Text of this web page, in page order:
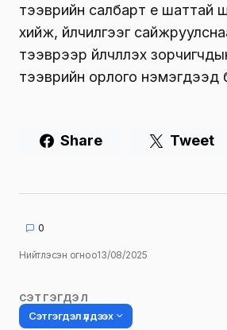
тээврийн салбарт үе шаттай
хийж, үйлчилгээг
тээврээр үйлчлүүлэх
тээврийн орлого нэмэгдээд
Share Tweet
0
Нийтлэсэн огноо13/08/2025
СЭТГЭГДЭЛ
Сэтгэгдэл үлдээх